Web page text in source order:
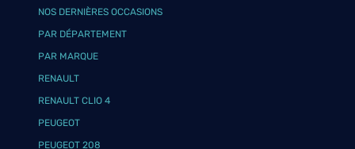
NOS DERNIÈRES OCCASIONS
PAR DÉPARTEMENT
PAR MARQUE
RENAULT
RENAULT CLIO 4
PEUGEOT
PEUGEOT 208